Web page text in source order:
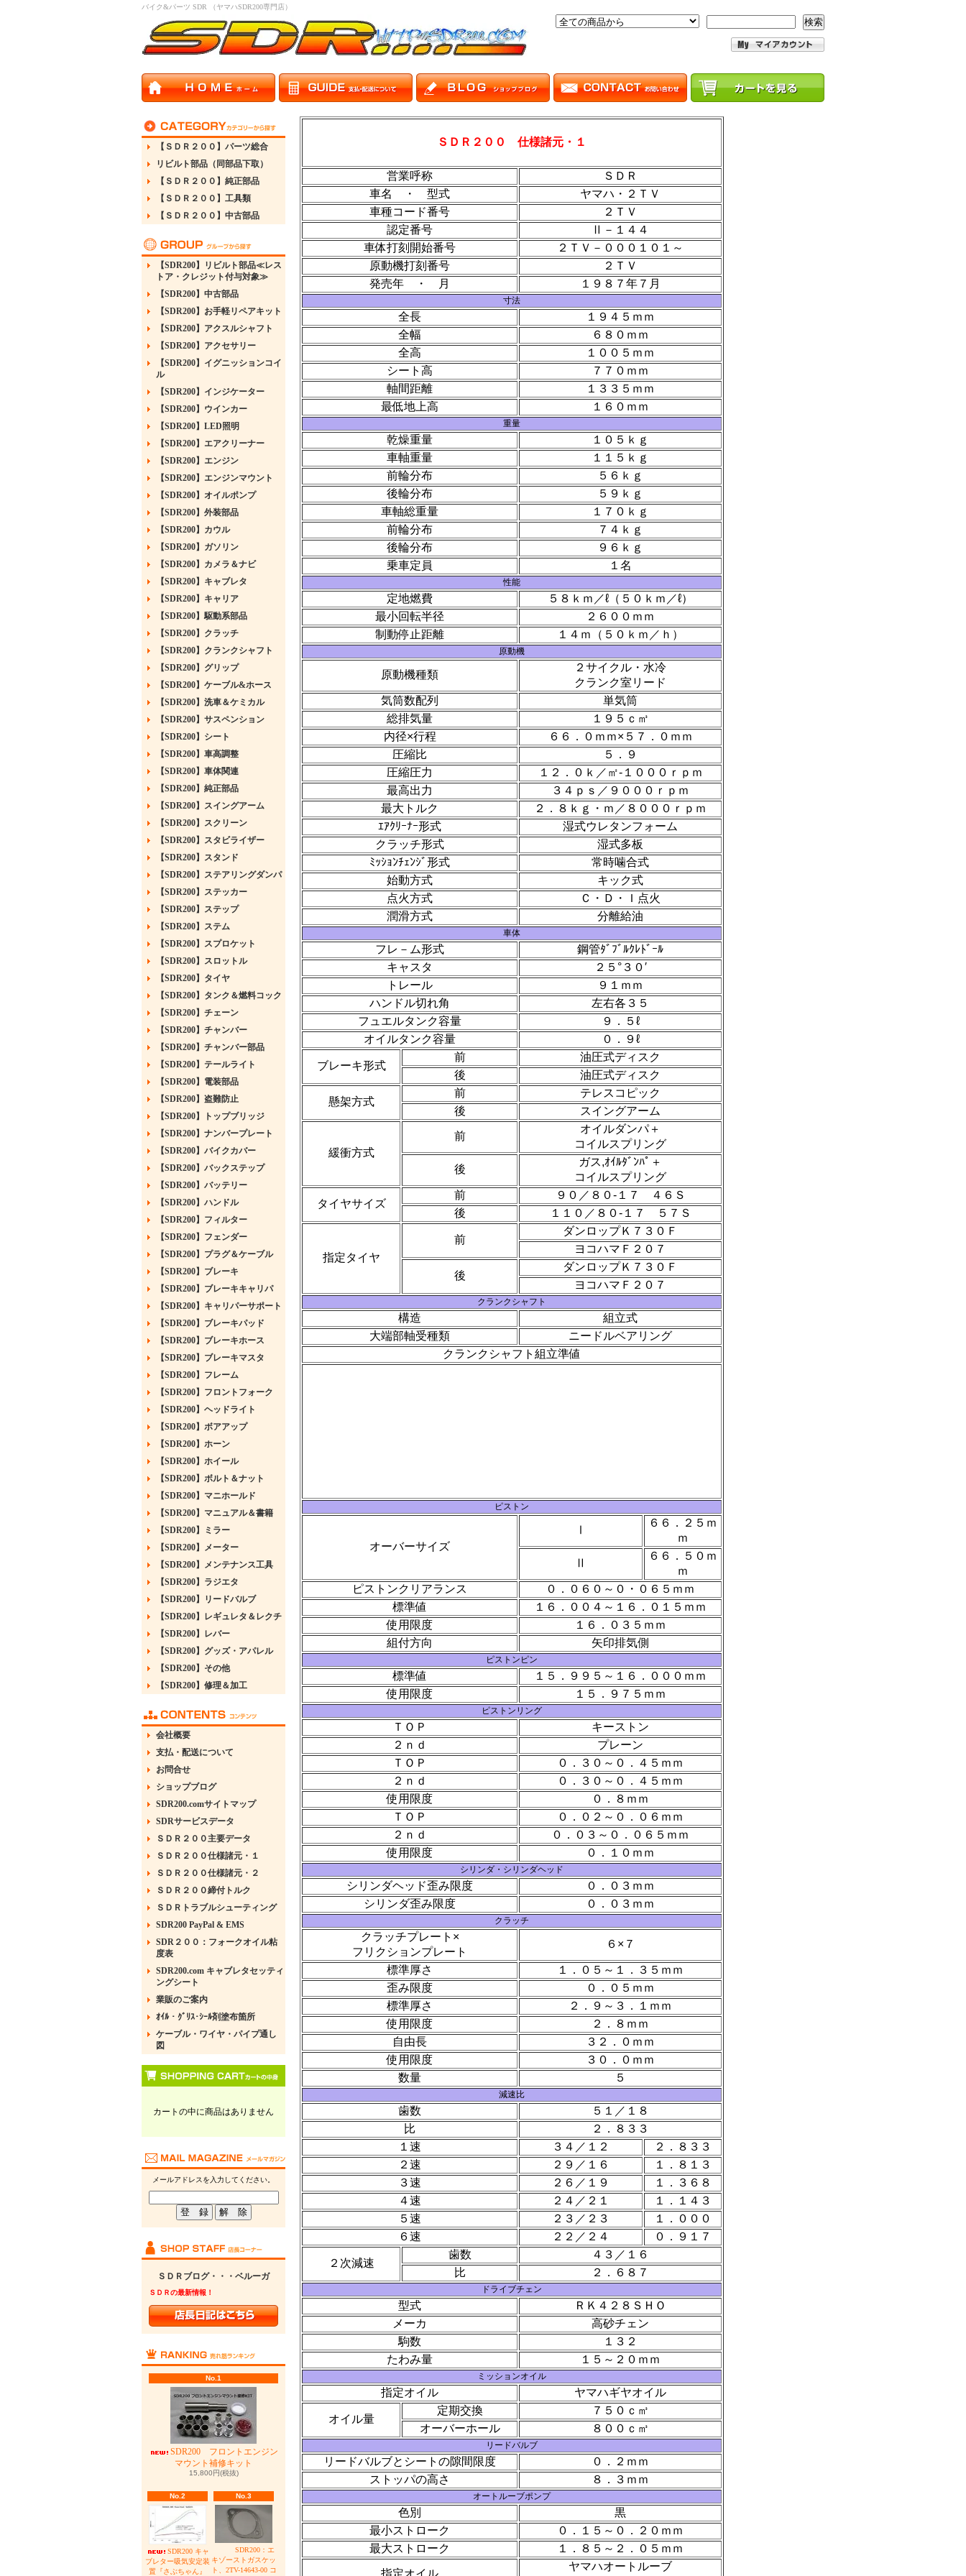
バイク&パーツ SDR （ヤマハSDR200専門店）
検索
【ＳＤＲ２００】パーツ総合
リビルト部品（同部品下取）
【ＳＤＲ２００】純正部品
【ＳＤＲ２００】工具類
【ＳＤＲ２００】中古部品
【SDR200】リビルト部品≪レス
トア・クレジット付与対象≫
【SDR200】中古部品
【SDR200】お手軽リペアキット
【SDR200】アクスルシャフト
【SDR200】アクセサリー
【SDR200】イグニッションコイ
ル
【SDR200】インジケーター
【SDR200】ウインカー
【SDR200】LED照明
【SDR200】エアクリーナー
【SDR200】エンジン
【SDR200】エンジンマウント
【SDR200】オイルポンプ
【SDR200】外装部品
【SDR200】カウル
【SDR200】ガソリン
【SDR200】カメラ＆ナビ
【SDR200】キャブレタ
【SDR200】キャリア
【SDR200】駆動系部品
【SDR200】クラッチ
【SDR200】クランクシャフト
【SDR200】グリップ
【SDR200】ケーブル&ホース
【SDR200】洗車＆ケミカル
【SDR200】サスペンション
【SDR200】シート
【SDR200】車高調整
【SDR200】車体関連
【SDR200】純正部品
【SDR200】スイングアーム
【SDR200】スクリーン
【SDR200】スタビライザー
【SDR200】スタンド
【SDR200】ステアリングダンパ
【SDR200】ステッカー
【SDR200】ステップ
【SDR200】ステム
【SDR200】スプロケット
【SDR200】スロットル
【SDR200】タイヤ
【SDR200】タンク＆燃料コック
【SDR200】チェーン
【SDR200】チャンバー
【SDR200】チャンバー部品
【SDR200】テールライト
【SDR200】電装部品
【SDR200】盗難防止
【SDR200】トップブリッジ
【SDR200】ナンバープレート
【SDR200】バイクカバー
【SDR200】バックステップ
【SDR200】バッテリー
【SDR200】ハンドル
【SDR200】フィルター
【SDR200】フェンダー
【SDR200】プラグ＆ケーブル
【SDR200】ブレーキ
【SDR200】ブレーキキャリパ
【SDR200】キャリパーサポート
【SDR200】ブレーキパッド
【SDR200】ブレーキホース
【SDR200】ブレーキマスタ
【SDR200】フレーム
【SDR200】フロントフォーク
【SDR200】ヘッドライト
【SDR200】ボアアップ
【SDR200】ホーン
【SDR200】ホイール
【SDR200】ボルト＆ナット
【SDR200】マニホールド
【SDR200】マニュアル＆書籍
【SDR200】ミラー
【SDR200】メーター
【SDR200】メンテナンス工具
【SDR200】ラジエタ
【SDR200】リードバルブ
【SDR200】レギュレタ＆レクチ
【SDR200】レバー
【SDR200】グッズ・アパレル
【SDR200】その他
【SDR200】修理＆加工
会社概要
支払・配送について
お問合せ
ショップブログ
SDR200.comサイトマップ
SDRサービスデータ
ＳＤＲ２００主要データ
ＳＤＲ２００仕様諸元・１
ＳＤＲ２００仕様諸元・２
ＳＤＲ２００締付トルク
ＳＤＲトラブルシューティング
SDR200 PayPal & EMS
SDR２００：フォークオイル粘
度表
SDR200.com キャブレタセッティ
ングシート
業販のご案内
ｵｲﾙ・ｸﾞﾘｽ･ｼｰﾙ剤塗布箇所
ケーブル・ワイヤ・パイプ通し
図
カートの中に商品はありません
メールアドレスを入力してください。
ＳＤＲブログ・・・ベルーガ
ＳＤＲの最新情報！
No.1
SDR200 フロントエンジン
マウント補修キット
15,800円(税抜)
No.2
SDR200 キャ
ブレター吸気安定装
置『さぶちゃん』
No.3
SDR200：エ
キゾーストガスケッ
ト、2TV-14643-00 コ
ＳＤＲ２００ 仕様諸元・１
営業呼称
ＳＤＲ
車名 ・ 型式
ヤマハ・２ＴＶ
車種コード番号
２ＴＶ
認定番号
Ⅱ－１４４
車体打刻開始番号
２ＴＶ－０００１０１～
原動機打刻番号
２ＴＶ
発売年 ・ 月
１９８７年７月
寸法
全長
１９４５ｍｍ
全幅
６８０ｍｍ
全高
１００５ｍｍ
シート高
７７０ｍｍ
軸間距離
１３３５ｍｍ
最低地上高
１６０ｍｍ
重量
乾燥重量
１０５ｋｇ
車軸重量
１１５ｋｇ
前輪分布
５６ｋｇ
後輪分布
５９ｋｇ
車軸総重量
１７０ｋｇ
前輪分布
７４ｋｇ
後輪分布
９６ｋｇ
乗車定員
１名
性能
定地燃費
５８ｋｍ／ℓ（５０ｋｍ／ℓ）
最小回転半径
２６００ｍｍ
制動停止距離
１４ｍ（５０ｋｍ／ｈ）
原動機
原動機種類
２サイクル・水冷
クランク室リード
気筒数配列
単気筒
総排気量
１９５ｃ㎥
内径×行程
６６．０ｍｍ×５７．０ｍｍ
圧縮比
５．９
圧縮圧力
１２．０ｋ／㎡-１０００ｒｐｍ
最高出力
３４ｐｓ／９０００ｒｐｍ
最大トルク
２．８ｋｇ・ｍ／８０００ｒｐｍ
ｴｱｸﾘｰﾅｰ形式
湿式ウレタンフォーム
クラッチ形式
湿式多板
ﾐｯｼｮﾝﾁｪﾝｼﾞ形式
常時噛合式
始動方式
キック式
点火方式
Ｃ・Ｄ・Ｉ点火
潤滑方式
分離給油
車体
フレ－ム形式
鋼管ﾀﾞﾌﾞﾙｸﾚﾄﾞｰﾙ
キャスタ
２５°３０′
トレール
９１ｍｍ
ハンドル切れ角
左右各３５
フュエルタンク容量
９．５ℓ
オイルタンク容量
０．９ℓ
ブレーキ形式
前
油圧式ディスク
後
油圧式ディスク
懸架方式
前
テレスコピック
後
スイングアーム
緩衝方式
前
オイルダンパ＋
コイルスプリング
後
ガス,ｵｲﾙﾀﾞﾝﾊﾟ＋
コイルスプリング
タイヤサイズ
前
９０／８０-１７ ４６Ｓ
後
１１０／８０-１７ ５７Ｓ
指定タイヤ
前
ダンロップＫ７３０Ｆ
ヨコハマＦ２０７
後
ダンロップＫ７３０Ｆ
ヨコハマＦ２０７
クランクシャフト
構造
組立式
大端部軸受種類
ニードルベアリング
クランクシャフト組立準値
ピストン
オーバーサイズ
Ⅰ
６６．２５ｍ
ｍ
Ⅱ
６６．５０ｍ
ｍ
ピストンクリアランス
０．０６０～０・０６５ｍｍ
標準値
１６．００４～１６．０１５ｍｍ
使用限度
１６．０３５ｍｍ
組付方向
矢印排気側
ピストンピン
標準値
１５．９９５～１６．０００ｍｍ
使用限度
１５．９７５ｍｍ
ピストンリング
ＴＯＰ
キーストン
２ｎｄ
プレーン
ＴＯＰ
０．３０～０．４５ｍｍ
２ｎｄ
０．３０～０．４５ｍｍ
使用限度
０．８ｍｍ
ＴＯＰ
０．０２～０．０６ｍｍ
２ｎｄ
０．０３～０．０６５ｍｍ
使用限度
０．１０ｍｍ
シリンダ・シリンダヘッド
シリンダヘッド歪み限度
０．０３ｍｍ
シリンダ歪み限度
０．０３ｍｍ
クラッチ
クラッチプレート×
フリクションプレート
６×７
標準厚さ
１．０５～１．３５ｍｍ
歪み限度
０．０５ｍｍ
標準厚さ
２．９～３．１ｍｍ
使用限度
２．８ｍｍ
自由長
３２．０ｍｍ
使用限度
３０．０ｍｍ
数量
５
減速比
歯数
５１／１８
比
２．８３３
１速
３４／１２
２．８３３
２速
２９／１６
１．８１３
３速
２６／１９
１．３６８
４速
２４／２１
１．１４３
５速
２３／２３
１．０００
６速
２２／２４ ０．９１７
２次減速
歯数
４３／１６
比
２．６８７
ドライブチェン
型式
ＲＫ４２８ＳＨＯ
メーカ
高砂チェン
駒数
１３２
たわみ量
１５～２０ｍｍ
ミッションオイル
指定オイル ヤマハギヤオイル
オイル量
定期交換
７５０ｃ㎥
オーバーホール
８００ｃ㎥
リードバルブ
リードバルブとシートの隙間限度
０．２ｍｍ
ストッパの高さ
８．３ｍｍ
オートルーブポンプ
色別
黒
最小ストローク
０．１５～０．２０ｍｍ
最大ストローク
１．８５～２．０５ｍｍ
指定オイル
ヤマハオートルーブ